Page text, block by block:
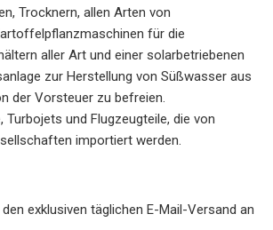
Trocknern, allen Arten von
für die
aller Art und einer solarbetriebenen
zur Herstellung von Süßwasser aus
der Vorsteuer zu befreien.
Turbojets und Flugzeugteile, die von
importiert werden.
exklusiven täglichen E-Mail-Versand an